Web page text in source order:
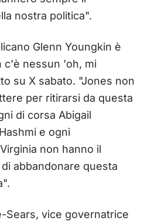
nostra politica".
Glenn Youngkin è
c'è nessun 'oh, mi
su X sabato. "Jones non
per ritirarsi da questa
di corsa Abigail
e ogni
non hanno il
abbandonare questa
Sears, vice governatrice